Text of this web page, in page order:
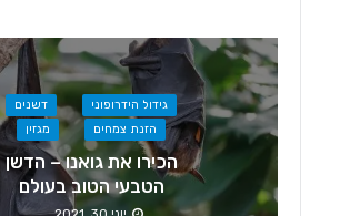
גידול הידרופוני
דשנים
הזנת צמחים
מגזין
הכירו את גואנו – הדשן
הטבעי הטוב בעולם